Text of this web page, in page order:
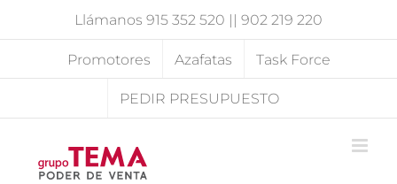
Llámanos 915 352 520 || 902 219 220
Promotores Azafatas Task Force
PEDIR PRESUPUESTO